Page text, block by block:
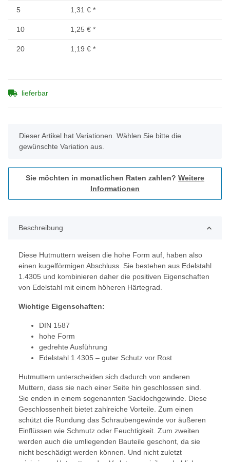
5 1,31 € *
10 1,25 € *
20 1,19 € *
lieferbar
x
Dieser Artikel hat Variationen. Wählen Sie bitte die
gewünschte Variation aus.
Sie möchten in monatlichen Raten zahlen? Weitere
Informationen
Beschreibung
Diese Hutmuttern weisen die hohe Form auf, haben also
einen kugelförmigen Abschluss. Sie bestehen aus Edelstahl
1.4305 und kombinieren daher die positiven Eigenschaften
von Edelstahl mit einem höheren Härtegrad.
Wichtige Eigenschaften:
DIN 1587
hohe Form
gedrehte Ausführung
Edelstahl 1.4305 – guter Schutz vor Rost
Hutmuttern unterscheiden sich dadurch von anderen
Muttern, dass sie nach einer Seite hin geschlossen sind.
Sie enden in einem sogenannten Sacklochgewinde. Diese
Geschlossenheit bietet zahlreiche Vorteile. Zum einen
schützt die Rundung das Schraubengewinde vor äußeren
Einflüssen wie Schmutz oder Feuchtigkeit. Zum zweiten
werden auch die umliegenden Bauteile geschont, da sie
nicht beschädigt werden können. Und nicht zuletzt